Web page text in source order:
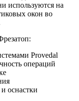
используются на
окон во
Provedal
операций
оснастки